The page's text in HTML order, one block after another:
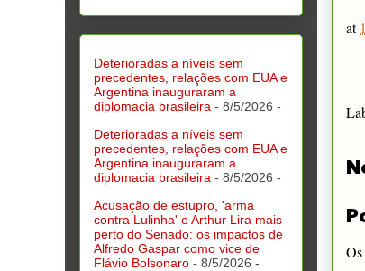
at
Deterioradas a níveis sem
precedentes, relações com EUA e
Argentina inauguraram a
diplomacia brasileira - 8/5/2026 -
Deterioradas a níveis sem
precedentes, relações com EUA e
Argentina inauguraram a
diplomacia brasileira - 8/5/2026 -
Acusação de estupro, 'arma
contra Lulinha' e Arthur Lira mais
perto do Senado: os impactos de
Alfredo Gaspar como vice de
Flávio Bolsonaro - 8/5/2026 -